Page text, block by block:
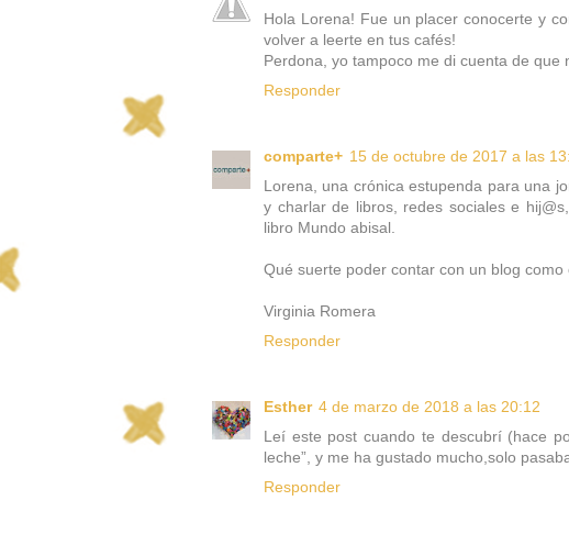
Hola Lorena! Fue un placer conocerte y
volver a leerte en tus cafés!
Perdona, yo tampoco me di cuenta de
Responder
comparte+ 15 de octubre de 2017 a las
Lorena, una crónica estupenda para una
y charlar de libros, redes sociales e
libro Mundo abisal.
Qué suerte poder contar con un blog como
Virginia Romera
Responder
Esther 4 de marzo de 2018 a las 20:12
Leí este post cuando te descubrí (hace
leche”, y me ha gustado mucho,solo
Responder